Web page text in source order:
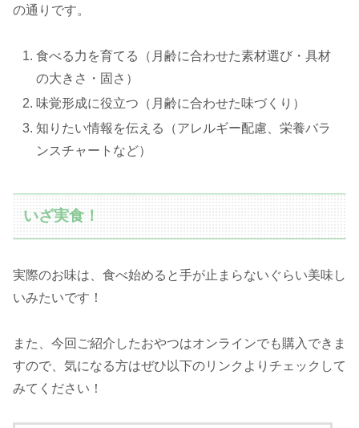
の通りです。
食べる力を育てる（月齢に合わせた素材選び・具材
の大きさ・固さ）
味覚形成に役立つ（月齢に合わせた味づくり）
知りたい情報を伝える（アレルギー配慮、栄養バラ
ンスチャートなど）
いざ実食！
実際のお味は、食べ始めると手が止まらないぐらい美味し
いみたいです！
また、今回ご紹介したおやつはオンラインでも購入できま
すので、気になる方はぜひ以下のリンクよりチェックして
みてください！